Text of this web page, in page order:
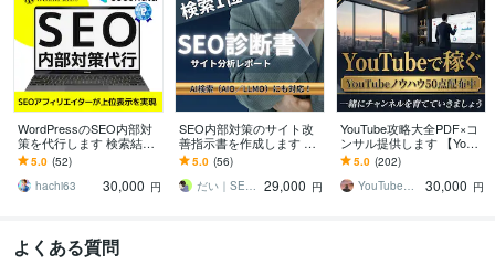
WordPressのSEO内部対
策を代行します 検索結果
でホームページの情報を
もっと目立たせましょ
う！
5.0 (52)
hachi63
30,000 円
SEO内部対策のサイト改
善指示書を作成します SE
Oコンサルタントによる検
索上位を目指すホームペ
ージ分析
5.0 (56)
だい｜SEOコンサルタント 29,000 円
YouTube攻略大全PDF×コ
ンサル提供します 【YouT
ube攻略教材】とコンサル
であなたのCHを伸ばす！
5.0 (202)
YouTubeマーケティング大関
30,000 円
よくある質問